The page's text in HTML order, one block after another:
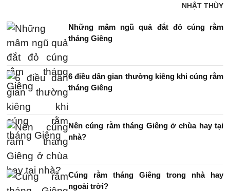
NHẬT THÙY
Những mâm ngũ quả đắt đỏ cúng rằm
tháng Giêng
6 điều dân gian thường kiêng khi cúng rằm
tháng Giêng
Nên cúng rằm tháng Giêng ở chùa hay tại
nhà?
Cúng rằm tháng Giêng trong nhà hay
ngoài trời?